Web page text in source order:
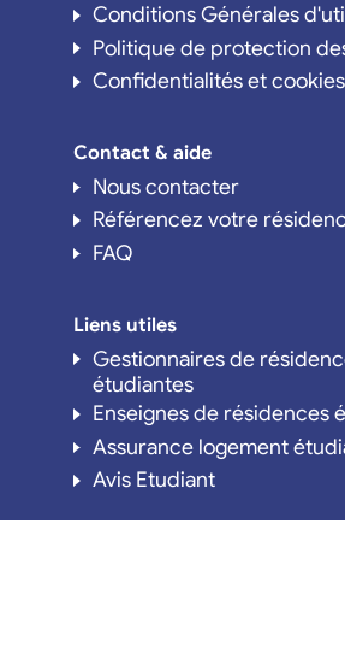
Conditions Générales
Politique de protection
Confidentialités et cookies
Contact & aide
Nous contacter
Référencez votre
FAQ
Liens utiles
Gestionnaires de
étudiantes
Enseignes de résidences
Assurance logement
Avis Etudiant